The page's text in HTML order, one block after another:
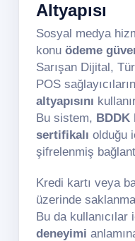
Altyapısı
Sosyal medya
konu ödeme
Sarışan Dijital,
POS
altyapısını
Bu sistem, BDDK
sertifikalı olduğu
şifrelenmiş
Kredi kartı veya
üzerinde
Bu da kullanıcılar
deneyimi